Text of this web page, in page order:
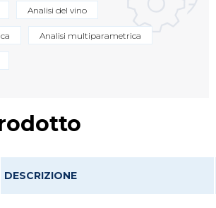
Analisi del vino
Analisi multiparametrica
DESCRIZIONE